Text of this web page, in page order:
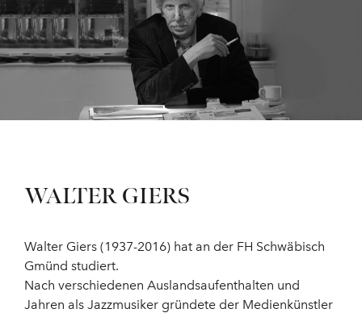
WALTER GIERS
Walter Giers (1937-2016) hat an der FH Schwäbisch
Gmünd studiert.
Nach verschiedenen Auslandsaufenthalten und
Jahren als Jazzmusiker gründete der Medienkünstler